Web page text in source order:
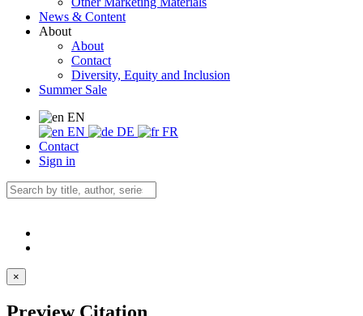
News & Content
About
About
Contact
Diversity, Equity and Inclusion
Summer Sale
EN
EN
DE
FR
Contact
Sign in
×